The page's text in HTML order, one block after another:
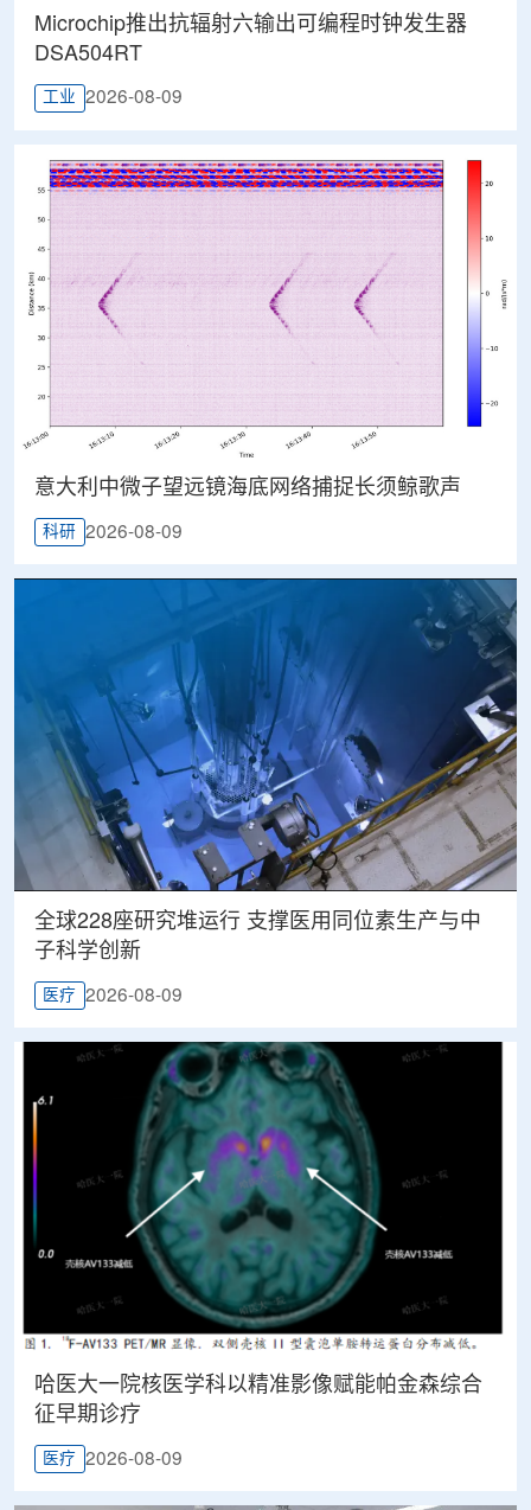
Microchip推出抗辐射六输出可编程时钟发生器
DSA504RT
工业 2026-08-09
意大利中微子望远镜海底网络捕捉长须鲸歌声
科研 2026-08-09
全球228座研究堆运行 支撑医用同位素生产与中
子科学创新
医疗 2026-08-09
哈医大一院核医学科以精准影像赋能帕金森综合
征早期诊疗
医疗 2026-08-09